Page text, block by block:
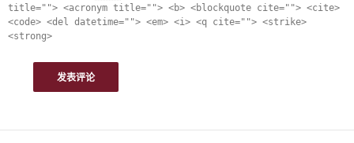
title=""> <acronym title=""> <b> <blockquote cite=""> <cite>
<code> <del datetime=""> <em> <i> <q cite=""> <strike>
<strong>